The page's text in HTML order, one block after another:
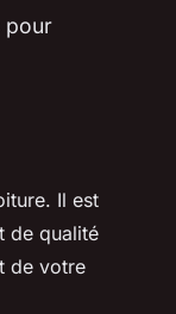
pour
Il est
de qualité
de votre